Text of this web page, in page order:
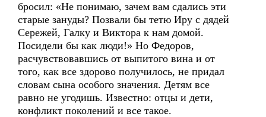
бросил: «Не понимаю, зачем вам сдались эти
старые зануды? Позвали бы тетю Иру с дядей
Сережей, Галку и Виктора к нам домой.
Посидели бы как люди!» Но Федоров,
расчувствовавшись от выпитого вина и от
того, как все здорово получилось, не придал
словам сына особого значения. Детям все
равно не угодишь. Известно: отцы и дети,
конфликт поколений и все такое.